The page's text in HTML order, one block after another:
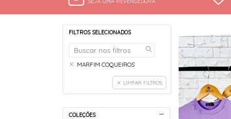
FILTROS SELECIONADOS
MARFIM COQUEIROS
LIMPAR FILTROS
COLEÇÕES